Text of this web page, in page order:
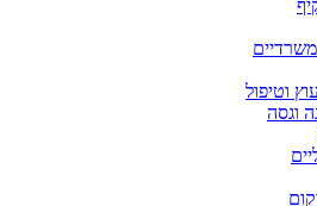
וטיפול
וגסה